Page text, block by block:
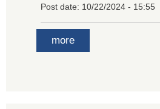
Post date: 10/22/2024 - 15:55
more